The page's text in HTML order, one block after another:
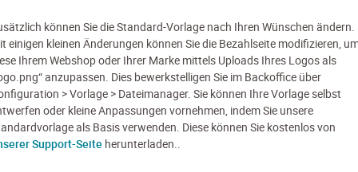
können Sie die Standard-Vorlage nach Ihren Wünschen ändern.
einigen kleinen Änderungen können Sie die Bezahlseite modifizieren,
Ihrem Webshop oder Ihrer Marke mittels Uploads Ihres Logos als
anzupassen. Dies bewerkstelligen Sie im Backoffice über
> Vorlage > Dateimanager. Sie können Ihre Vorlage selbst
oder kleine Anpassungen vornehmen, indem Sie unsere
als Basis verwenden. Diese können Sie kostenlos von
Support-Seite herunterladen..